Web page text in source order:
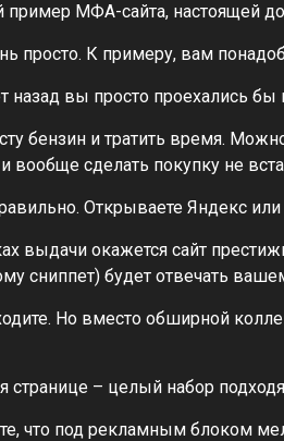
МФА-сайта, настоящей
просто. К примеру, вам
назад вы просто проехались
бензин и тратить время.
сделать покупку не
Открываете Яндекс
выдачи окажется сайт
сниппет) будет отвечать
Но вместо обширной
странице – целый набор
что под рекламным блоком